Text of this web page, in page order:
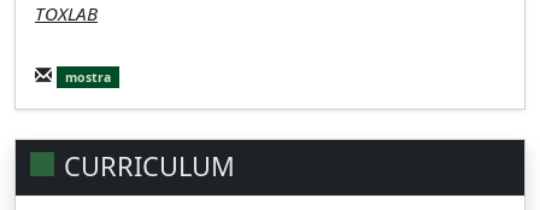
TOXLAB
mostra
CURRICULUM